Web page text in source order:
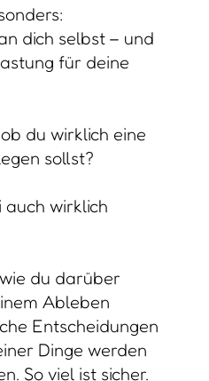
Dinge werden
So viel ist sicher.
zeitgemäß?
so viel mit dir
Rollen,
ist ein stiller,
werden. Nicht
manches darf